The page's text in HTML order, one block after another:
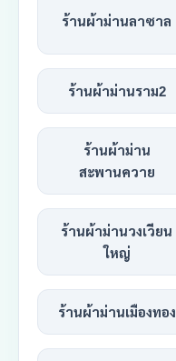
ร้านผ้าม่านลาซาล
ร้านผ้าม่านราม2
ร้านผ้าม่าน
สะพานควาย
ร้านผ้าม่านวงเวียน
ใหญ่
ร้านผ้าม่านเมืองทอง